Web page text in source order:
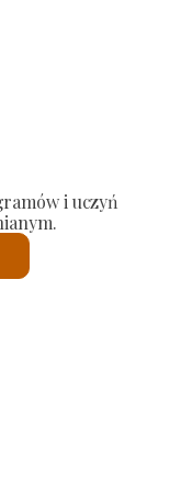
i uczyń